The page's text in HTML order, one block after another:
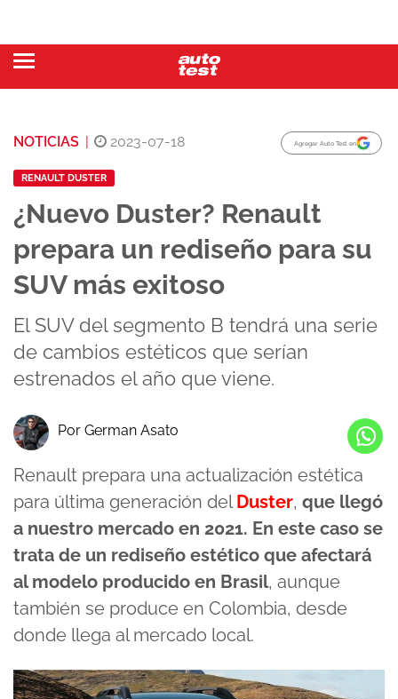
NOTICIAS | 2023-07-18 Agregar Auto Test en
RENAULT DUSTER
¿Nuevo Duster? Renault
prepara un rediseño para su
SUV más exitoso
El SUV del segmento B tendrá una serie
de cambios estéticos que serían
estrenados el año que viene.
Por German Asato
Renault prepara una actualización estética
para última generación delDuster, que llegó
a nuestro mercado en 2021. En este caso se
trata de un rediseño estético que afectará
al modelo producido en Brasil, aunque
también se produce en Colombia, desde
donde llega al mercado local.